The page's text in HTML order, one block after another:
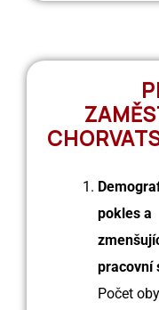
pokles a
pracovní
Počet